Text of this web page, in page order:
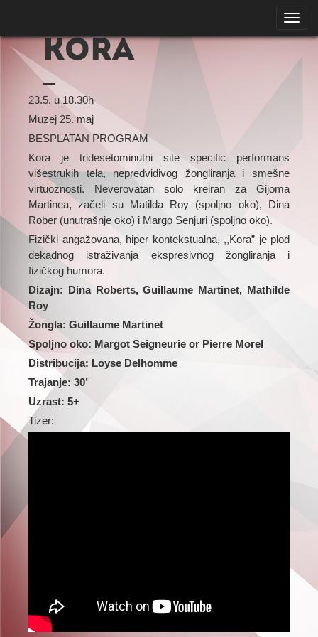
KORA
23.5. u 18.30h
Muzej 25. maj
BESPLATAN PROGRAM
Kora je tridesetominutni site specific performans
višestrukih tela, nepredvidivog žongliranja i smešne
virtuoznosti. Neverovatan solo kreiran za Gijoma
Martinea, začeli su Matilda Roy (spoljno oko), Dina
Rober (unutrašnje oko) i Margo Senjuri (spoljno oko).
Fizički angažovana, hiper kontekstualna, ,,Kora” je plod
dekadnog istraživanja ekspresivnog žongliranja i
fizičkog humora.
Dizajn: Dina Roberts, Guillaume Martinet, Mathilde
Roy
Žongla: Guillaume Martinet
Spoljno oko: Margot Seigneurie or Pierre Morel
Distribucija: Loyse Delhomme
Trajanje: 30’
Uzrast: 5+
Tizer: